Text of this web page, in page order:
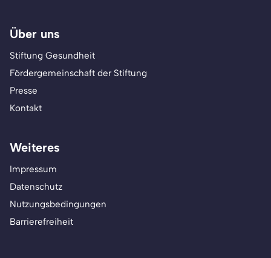
Über uns
Stiftung Gesundheit
Fördergemeinschaft der Stiftung
Presse
Kontakt
Weiteres
Impressum
Datenschutz
Nutzungsbedingungen
Barrierefreiheit